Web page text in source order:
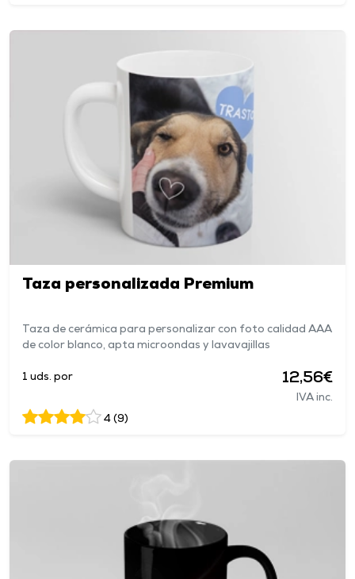
Taza personalizada Premium
Taza de cerámica para personalizar con foto calidad AAA
de color blanco, apta microondas y lavavajillas
1 uds. por 12,56€
IVA inc.
4 (9)